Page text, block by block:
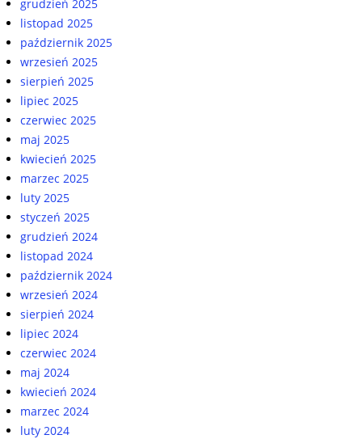
grudzień 2025
listopad 2025
październik 2025
wrzesień 2025
sierpień 2025
lipiec 2025
czerwiec 2025
maj 2025
kwiecień 2025
marzec 2025
luty 2025
styczeń 2025
grudzień 2024
listopad 2024
październik 2024
wrzesień 2024
sierpień 2024
lipiec 2024
czerwiec 2024
maj 2024
kwiecień 2024
marzec 2024
luty 2024